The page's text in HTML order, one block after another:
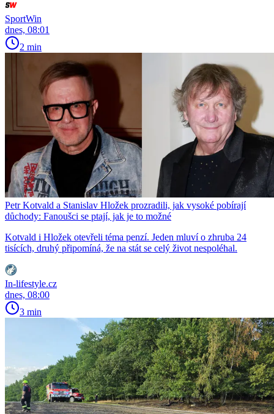
SportWin
dnes, 08:01
2 min
Petr Kotvald a Stanislav Hložek prozradili, jak vysoké pobírají
důchody: Fanoušci se ptají, jak je to možné
Kotvald i Hložek otevřeli téma penzí. Jeden mluví o zhruba 24
tisících, druhý připomíná, že na stát se celý život nespoléhal.
In-lifestyle.cz
dnes, 08:00
3 min